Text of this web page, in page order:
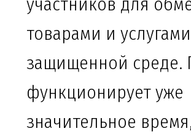
товарами и
защищенной среде.
функционирует уже
значительное